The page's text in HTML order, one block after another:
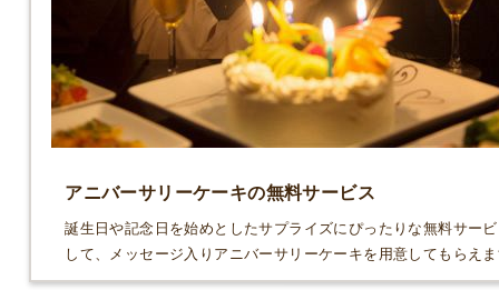
アニバーサリーケーキの無料サービス
誕生日や記念日を始めとしたサプライズにぴったりな無料サー
して、メッセージ入りアニバーサリーケーキを用意してもらえ